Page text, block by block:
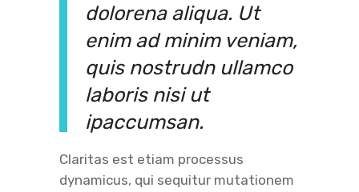
dolorena aliqua. Ut
enim ad minim veniam,
quis nostrudn ullamco
laboris nisi ut
ipaccumsan.
Claritas est etiam processus
dynamicus, qui sequitur mutationem